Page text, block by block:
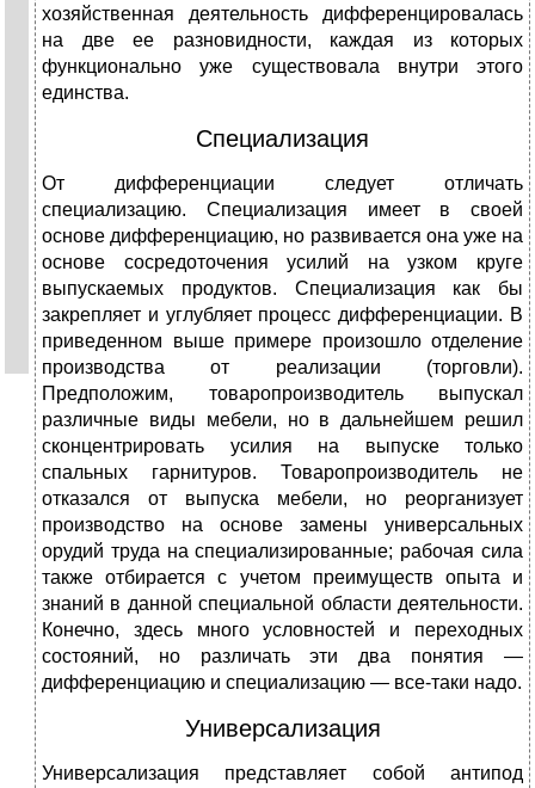
хозяйственная деятельность дифференцировалась
на две ее разновидности, каждая из которых
функционально уже существовала внутри этого
единства.
Специализация
От дифференциации следует отличать
специализацию. Специализация имеет в своей
основе дифференциацию, но развивается она уже на
основе сосредоточения усилий на узком круге
выпускаемых продуктов. Специализация как бы
закрепляет и углубляет процесс дифференциации. В
приведенном выше примере произошло отделение
производства от реализации (торговли).
Предположим, товаропроизводитель выпускал
различные виды мебели, но в дальнейшем решил
сконцентрировать усилия на выпуске только
спальных гарнитуров. Товаропроизводитель не
отказался от выпуска мебели, но реорганизует
производство на основе замены универсальных
орудий труда на специализированные; рабочая сила
также отбирается с учетом преимуществ опыта и
знаний в данной специальной области деятельности.
Конечно, здесь много условностей и переходных
состояний, но различать эти два понятия —
дифференциацию и специализацию — все-таки надо.
Универсализация
Универсализация представляет собой антипод